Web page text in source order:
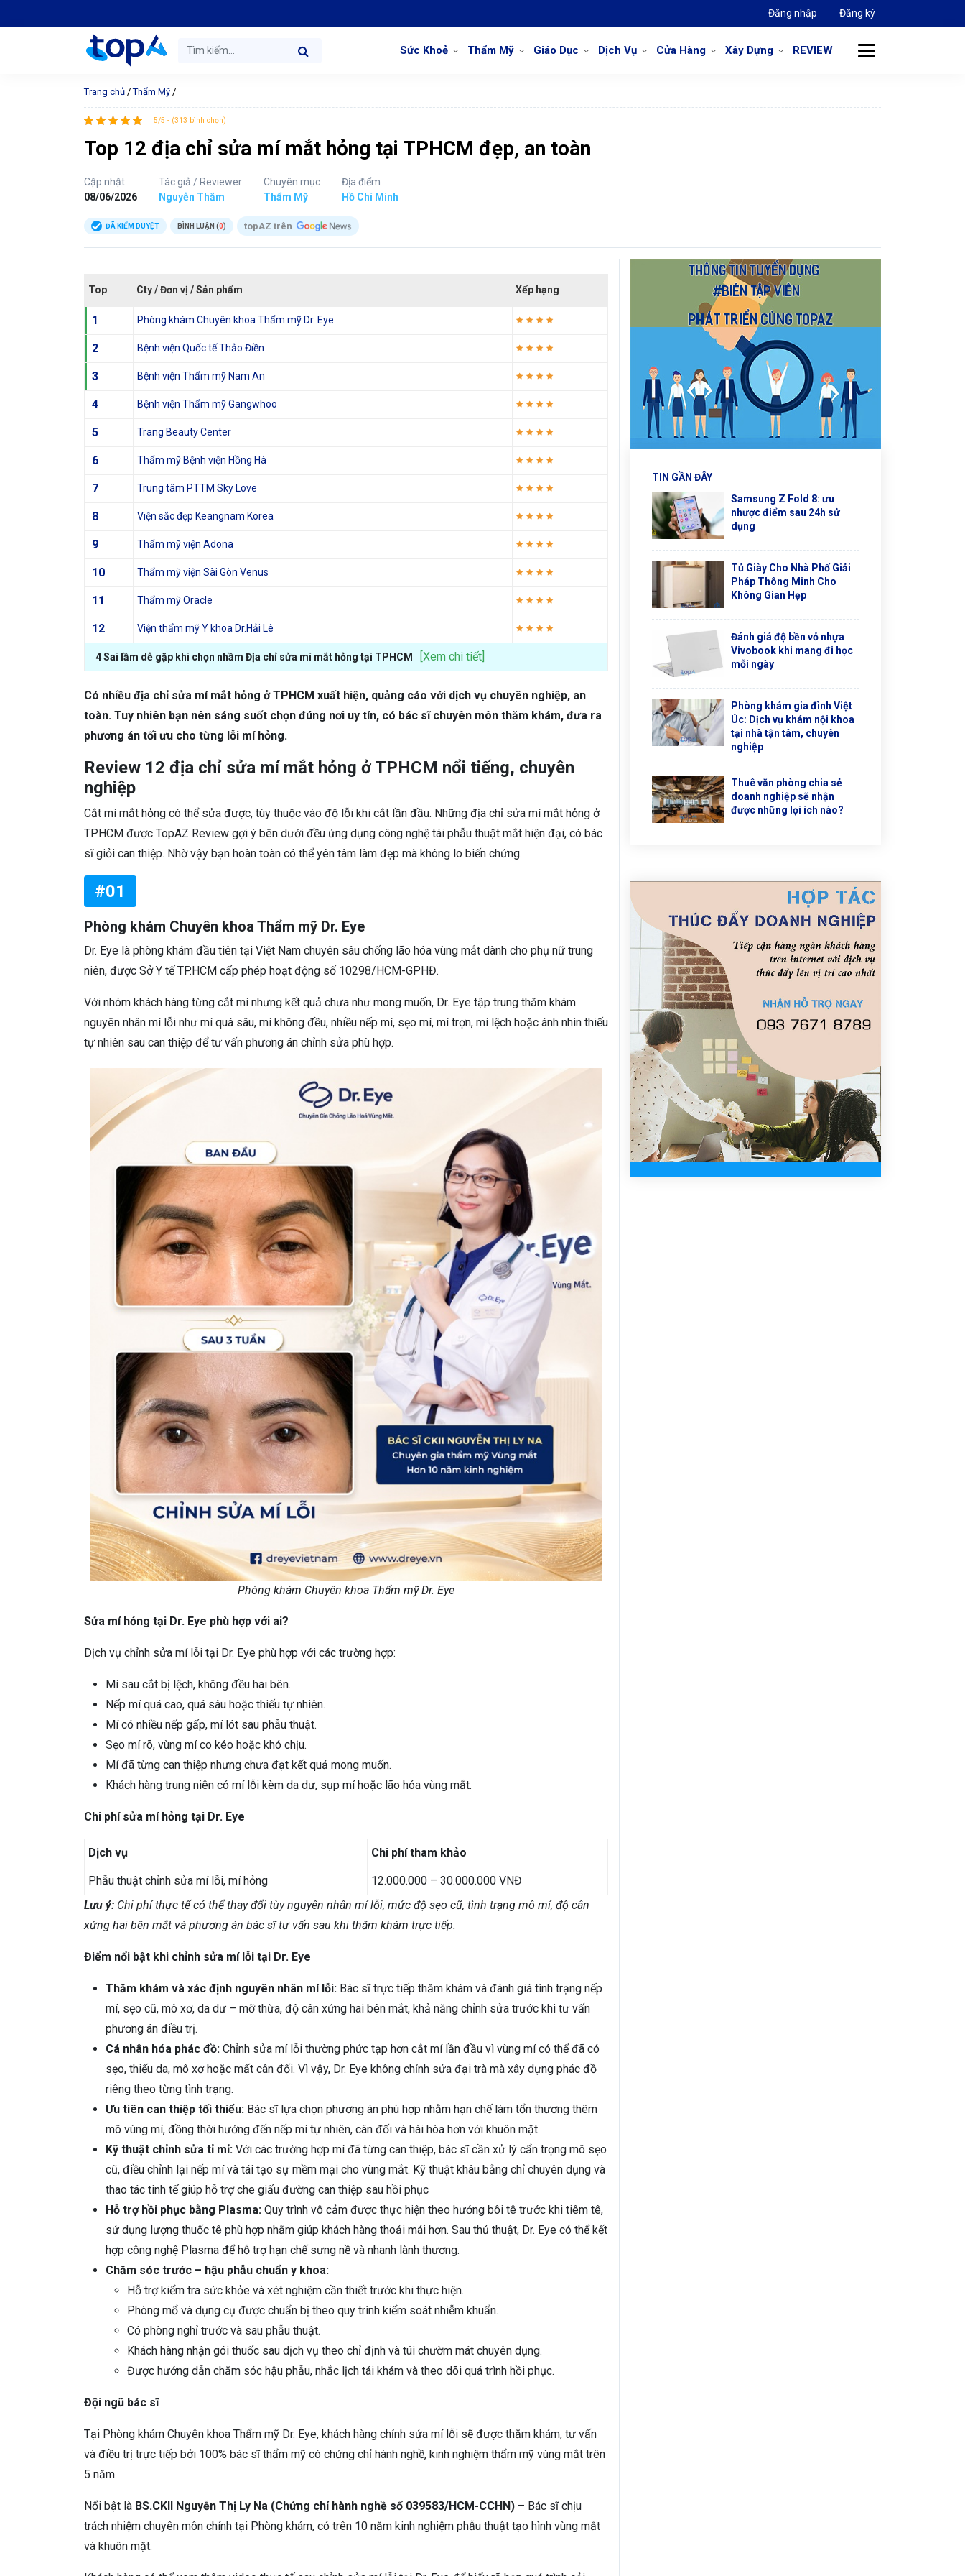
Đăng nhập Đăng ký
Sức Khoẻ Thẩm Mỹ Giáo Dục Dịch Vụ Cửa Hàng Xây Dựng REVIEW
Trang chủ /Thẩm Mỹ /
5/5 - (313 bình chọn)
Top 12 địa chỉ sửa mí mắt hỏng tại TPHCM đẹp, an toàn
Cập nhật
08/06/2026
Tác giả / Reviewer
Nguyễn Thắm
Chuyên mục
Thẩm Mỹ
Địa điểm
Hồ Chí Minh
ĐÃ KIỂM DUYỆT BÌNH LUẬN (0) topAZ trên
Top Cty / Đơn vị / Sản phẩm Xếp hạng
1 Phòng khám Chuyên khoa Thẩm mỹ Dr. Eye
2 Bệnh viện Quốc tế Thảo Điền
3 Bệnh viện Thẩm mỹ Nam An
4 Bệnh viện Thẩm mỹ Gangwhoo
5 Trang Beauty Center
6 Thẩm mỹ Bệnh viện Hồng Hà
7 Trung tâm PTTM Sky Love
8 Viện sắc đẹp Keangnam Korea
9 Thẩm mỹ viện Adona
10 Thẩm mỹ viện Sài Gòn Venus
11 Thẩm mỹ Oracle
12 Viện thẩm mỹ Y khoa Dr.Hải Lê
4 Sai lầm dễ gặp khi chọn nhầm Địa chỉ sửa mí mắt hỏng tại TPHCM [Xem chi tiết]
Có nhiều địa chỉ sửa mí mắt hỏng ở TPHCM xuất hiện, quảng cáo với dịch vụ chuyên nghiệp, an
toàn. Tuy nhiên bạn nên sáng suốt chọn đúng nơi uy tín, có bác sĩ chuyên môn thăm khám, đưa ra
phương án tối ưu cho từng lỗi mí hỏng.
Review 12 địa chỉ sửa mí mắt hỏng ở TPHCM nổi tiếng, chuyên
nghiệp
Cắt mí mắt hỏng có thể sửa được, tùy thuộc vào độ lỗi khi cắt lần đầu. Những địa chỉ sửa mí mắt hỏng ở
TPHCM được TopAZ Review gợi ý bên dưới đều ứng dụng công nghệ tái phẫu thuật mắt hiện đại, có bác
sĩ giỏi can thiệp. Nhờ vậy bạn hoàn toàn có thể yên tâm làm đẹp mà không lo biến chứng.
#01
Phòng khám Chuyên khoa Thẩm mỹ Dr. Eye
Dr. Eye là phòng khám đầu tiên tại Việt Nam chuyên sâu chống lão hóa vùng mắt dành cho phụ nữ trung
niên, được Sở Y tế TP.HCM cấp phép hoạt động số 10298/HCM-GPHĐ.
Với nhóm khách hàng từng cắt mí nhưng kết quả chưa như mong muốn, Dr. Eye tập trung thăm khám
nguyên nhân mí lỗi như mí quá sâu, mí không đều, nhiều nếp mí, sẹo mí, mí trợn, mí lệch hoặc ánh nhìn thiếu
tự nhiên sau can thiệp để tư vấn phương án chỉnh sửa phù hợp.
Phòng khám Chuyên khoa Thẩm mỹ Dr. Eye
Sửa mí hỏng tại Dr. Eye phù hợp với ai?
Dịch vụ chỉnh sửa mí lỗi tại Dr. Eye phù hợp với các trường hợp:
Mí sau cắt bị lệch, không đều hai bên.
Nếp mí quá cao, quá sâu hoặc thiếu tự nhiên.
Mí có nhiều nếp gấp, mí lót sau phẫu thuật.
Sẹo mí rõ, vùng mí co kéo hoặc khó chịu.
Mí đã từng can thiệp nhưng chưa đạt kết quả mong muốn.
Khách hàng trung niên có mí lỗi kèm da dư, sụp mí hoặc lão hóa vùng mắt.
Chi phí sửa mí hỏng tại Dr. Eye
Dịch vụ Chi phí tham khảo
Phẫu thuật chỉnh sửa mí lỗi, mí hỏng
12.000.000 – 30.000.000 VNĐ
Lưu ý: Chi phí thực tế có thể thay đổi tùy nguyên nhân mí lỗi, mức độ sẹo cũ, tình trạng mô mí, độ cân
xứng hai bên mắt và phương án bác sĩ tư vấn sau khi thăm khám trực tiếp.
Điểm nổi bật khi chỉnh sửa mí lỗi tại Dr. Eye
Thăm khám và xác định nguyên nhân mí lỗi: Bác sĩ trực tiếp thăm khám và đánh giá tình trạng nếp
mí, sẹo cũ, mô xơ, da dư – mỡ thừa, độ cân xứng hai bên mắt, khả năng chỉnh sửa trước khi tư vấn
phương án điều trị.
Cá nhân hóa phác đồ: Chỉnh sửa mí lỗi thường phức tạp hơn cắt mí lần đầu vì vùng mí có thể đã có
sẹo, thiếu da, mô xơ hoặc mất cân đối. Vì vậy, Dr. Eye không chỉnh sửa đại trà mà xây dựng phác đồ
riêng theo từng tình trạng.
Ưu tiên can thiệp tối thiểu: Bác sĩ lựa chọn phương án phù hợp nhằm hạn chế làm tổn thương thêm
mô vùng mí, đồng thời hướng đến nếp mí tự nhiên, cân đối và hài hòa hơn với khuôn mặt.
Kỹ thuật chỉnh sửa tỉ mỉ: Với các trường hợp mí đã từng can thiệp, bác sĩ cần xử lý cẩn trọng mô sẹo
cũ, điều chỉnh lại nếp mí và tái tạo sự mềm mại cho vùng mắt. Kỹ thuật khâu bằng chỉ chuyên dụng và
thao tác tinh tế giúp hỗ trợ che giấu đường can thiệp sau hồi phục
Hỗ trợ hồi phục bằng Plasma: Quy trình vô cảm được thực hiện theo hướng bôi tê trước khi tiêm tê,
sử dụng lượng thuốc tê phù hợp nhằm giúp khách hàng thoải mái hơn. Sau thủ thuật, Dr. Eye có thể kết
hợp công nghệ Plasma để hỗ trợ hạn chế sưng nề và nhanh lành thương.
Chăm sóc trước – hậu phẫu chuẩn y khoa:
Hỗ trợ kiểm tra sức khỏe và xét nghiệm cần thiết trước khi thực hiện.
Phòng mổ và dụng cụ được chuẩn bị theo quy trình kiểm soát nhiễm khuẩn.
Có phòng nghỉ trước và sau phẫu thuật.
Khách hàng nhận gói thuốc sau dịch vụ theo chỉ định và túi chườm mát chuyên dụng.
Được hướng dẫn chăm sóc hậu phẫu, nhắc lịch tái khám và theo dõi quá trình hồi phục.
Đội ngũ bác sĩ
Tại Phòng khám Chuyên khoa Thẩm mỹ Dr. Eye, khách hàng chỉnh sửa mí lỗi sẽ được thăm khám, tư vấn
và điều trị trực tiếp bởi 100% bác sĩ thẩm mỹ có chứng chỉ hành nghề, kinh nghiệm thẩm mỹ vùng mắt trên
5 năm.
Nổi bật là BS.CKII Nguyễn Thị Ly Na (Chứng chỉ hành nghề số 039583/HCM-CCHN) – Bác sĩ chịu
trách nhiệm chuyên môn chính tại Phòng khám, có trên 10 năm kinh nghiệm phẫu thuật tạo hình vùng mắt
và khuôn mặt.
TIN GẦN ĐÂY
Samsung Z Fold 8: ưu
nhược điểm sau 24h sử
dụng
Tủ Giày Cho Nhà Phố Giải
Pháp Thông Minh Cho
Không Gian Hẹp
Đánh giá độ bền vỏ nhựa
Vivobook khi mang đi học
mỗi ngày
Phòng khám gia đình Việt
Úc: Dịch vụ khám nội khoa
tại nhà tận tâm, chuyên
nghiệp
Thuê văn phòng chia sẻ
doanh nghiệp sẽ nhận
được những lợi ích nào?